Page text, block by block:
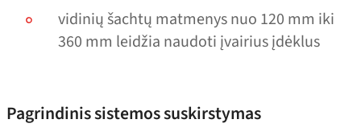
vidinių šachtų matmenys nuo 120 mm iki
360 mm leidžia naudoti įvairius įdėklus
Pagrindinis sistemos suskirstymas